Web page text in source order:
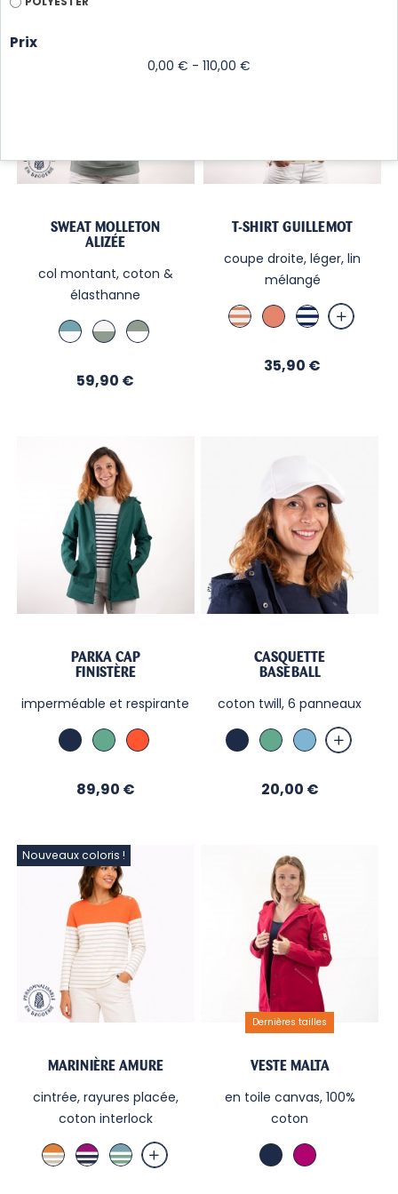
Prix
0,00 € - 110,00 €
SWEAT MOLLETON
ALIZÉE
col montant, coton &
élasthanne
Bleu
Orage
int.
Écru
/
Amande
Amande
int.
Prix
59,90 €
T-SHIRT GUILLEMOT
coupe droite, léger, lin
mélangé
Lin
Terra
Terra
Cotta
Blanc
/
Prix
35,90 €
PARKA CAP
FINISTÈRE
imperméable et respirante
MarineVertPaprika
Prix
89,90 €
CASQUETTE
BASEBALL
coton twill, 6 panneaux
MarineVertCiel
Prix
20,00 €
MARINIÈRE AMURE
cintrée, rayures placée,
coton interlock
Mandarine
/
Cassis
/
Bleu
Orage
Nouveaux coloris !
Dernières tailles
VESTE MALTA
en toile canvas, 100%
coton
MarineCassis